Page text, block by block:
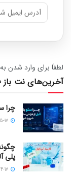
لطفاَ برای وارد شدن
آخرین‌های نت باز 360
چرا
پلی